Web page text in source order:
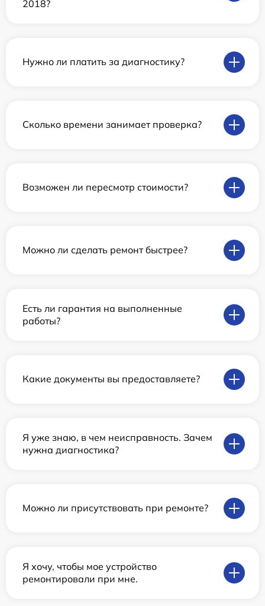
2018?
Нужно ли платить за диагностику?
Сколько времени занимает проверка?
Возможен ли пересмотр стоимости?
Можно ли сделать ремонт быстрее?
Есть ли гарантия на выполненные
работы?
Какие документы вы предоставляете?
Я уже знаю, в чем неисправность. Зачем
нужна диагностика?
Можно ли присутствовать при ремонте?
Я хочу, чтобы мое устройство
ремонтировали при мне.